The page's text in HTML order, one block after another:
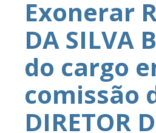
Exonerar
DA SILVA
do cargo
comissão
DIRETOR